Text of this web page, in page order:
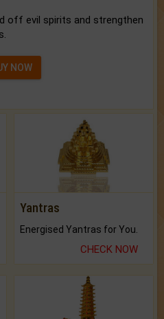
off evil spirits and strengthen
NOW
Yantras
Energised Yantras for You.
CHECK NOW